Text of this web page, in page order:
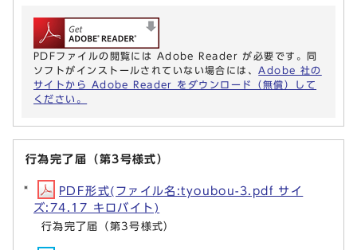
PDFファイルの閲覧には Adobe Reader が必要です。同
ソフトがインストールされていない場合には、 Adobe 社の
サイトから Adobe Reader をダウンロード（無償）して
ください。
行為完了届（第3号様式）
PDF形式(ファイル名:tyoubou-3.pdf サイ
ズ:74.17 キロバイト)
行為完了届（第3号様式）